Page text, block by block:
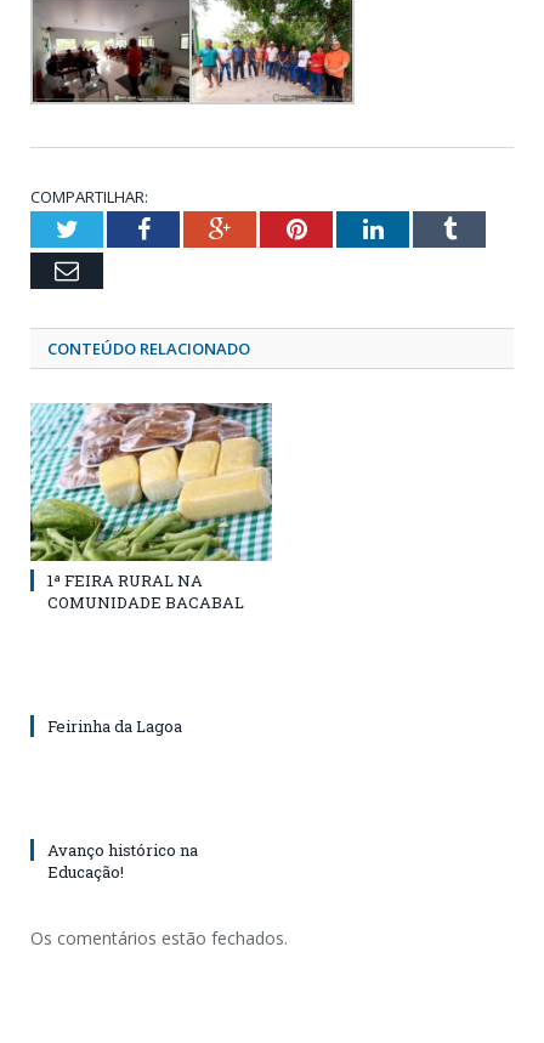
COMPARTILHAR:
TwitterFacebookGoogle+PinterestLinkedInTumblr
Email
CONTEÚDO RELACIONADO
1ª FEIRA RURAL NA
COMUNIDADE BACABAL
Feirinha da Lagoa
Avanço histórico na
Educação!
Os comentários estão fechados.